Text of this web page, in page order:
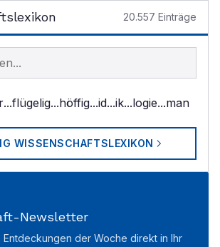
20.557 Einträge
suchen
...flügelig...höffig...id...ik...logie...man
WISSENSCHAFTSLEXIKON
Newsletter
Entdeckungen der Woche direkt in Ihr